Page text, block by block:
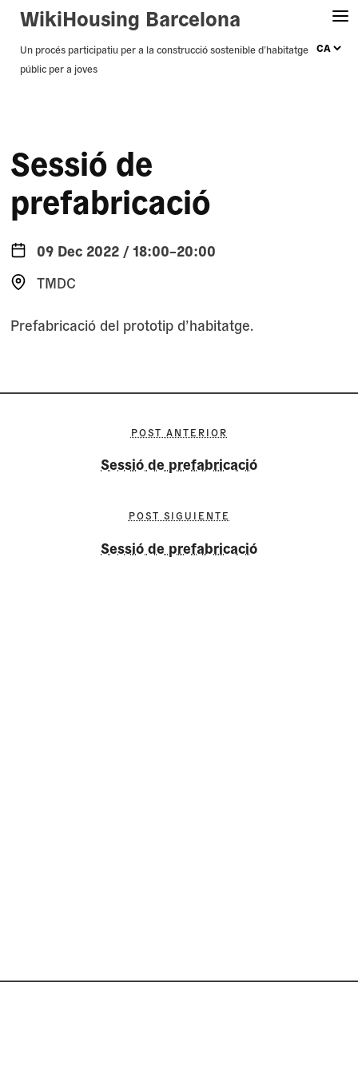
Skip
WikiHousing Barcelona
Un procés participatiu per a la construcció sostenible d’habitatge
públic per a joves
Sessió de
prefabricació
09 Dec 2022 / 18:00–20:00
TMDC
Prefabricació del prototip d’habitatge.
POST ANTERIOR
Sessió de prefabricació
POST SIGUIENTE
Sessió de prefabricació